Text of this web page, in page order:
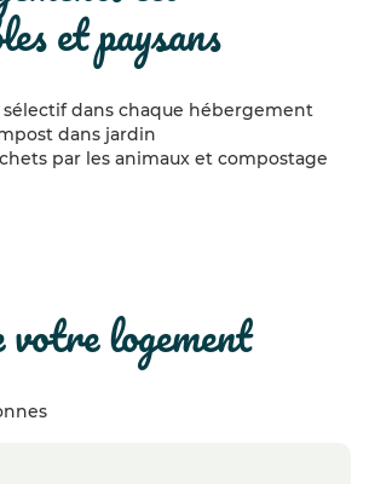
et paysans
dans chaque hébergement
dans jardin
par les animaux et compostage
votre logement